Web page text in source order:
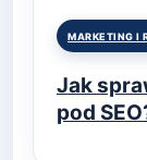
Posted
MARKETING I
Jak
pod